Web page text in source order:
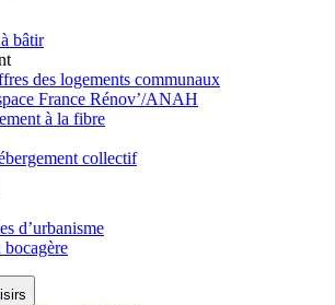
bâtir
des logements communaux
France Rénov’/ANAH
à la fibre
collectif
d’urbanisme